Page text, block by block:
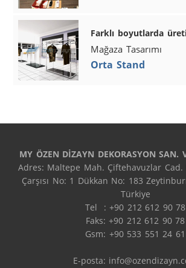
Farklı boyutlarda
Mağaza Tasarımı
Orta Stand
MY ÖZEN DİZAYN DEKORASYON SAN.
Adres: Maltepe Mah. Çiftehavuzlar Cad.
Çarşısı No: 1 Dükkan No: 183
Türkiye
Tel  : +90 212 612 90 78
Faks: +90 212 612 90 78
Gsm: +90 533 551 24 61
E-posta: